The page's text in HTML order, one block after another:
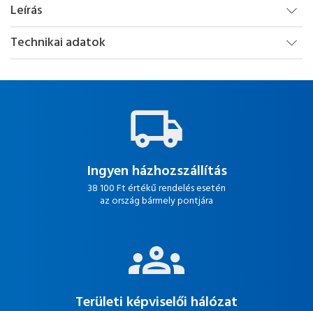
Leírás
Technikai adatok
Ingyen házhozszállítás
38 100 Ft értékű rendelés esetén
az ország bármely pontjára
Területi képviselői hálózat